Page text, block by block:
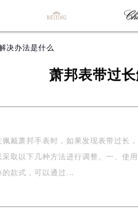
决办法是什么
萧邦表带过
佩戴萧邦手表时，如果发现表带过长
采取以下几种方法进行调整。一、使
的款式，可以通过…